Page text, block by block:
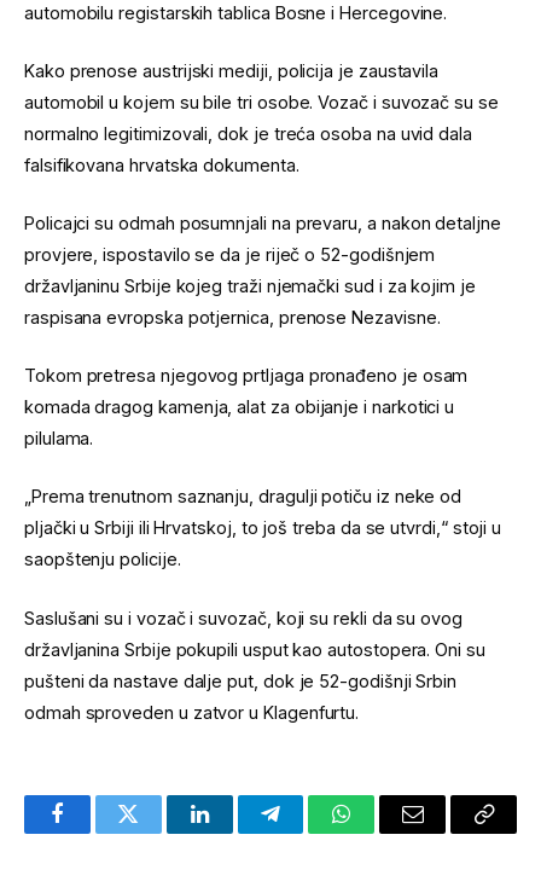
automobilu registarskih tablica Bosne i Hercegovine.
Kako prenose austrijski mediji, policija je zaustavila
automobil u kojem su bile tri osobe. Vozač i suvozač su se
normalno legitimizovali, dok je treća osoba na uvid dala
falsifikovana hrvatska dokumenta.
Policajci su odmah posumnjali na prevaru, a nakon detaljne
provjere, ispostavilo se da je riječ o 52-godišnjem
državljaninu Srbije kojeg traži njemački sud i za kojim je
raspisana evropska potjernica, prenose Nezavisne.
Tokom pretresa njegovog prtljaga pronađeno je osam
komada dragog kamenja, alat za obijanje i narkotici u
pilulama.
„Prema trenutnom saznanju, dragulji potiču iz neke od
pljački u Srbiji ili Hrvatskoj, to još treba da se utvrdi,“ stoji u
saopštenju policije.
Saslušani su i vozač i suvozač, koji su rekli da su ovog
državljanina Srbije pokupili usput kao autostopera. Oni su
pušteni da nastave dalje put, dok je 52-godišnji Srbin
odmah sproveden u zatvor u Klagenfurtu.
FacebookTwitter LinkedInTelegramWhatsAppEmail
Copy